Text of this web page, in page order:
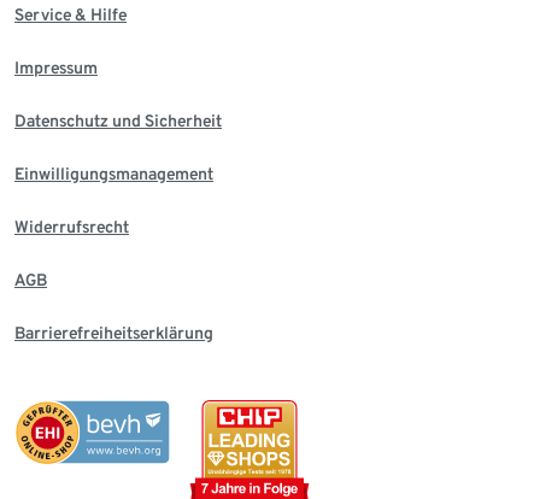
Service & Hilfe
Impressum
Datenschutz und Sicherheit
Einwilligungsmanagement
Widerrufsrecht
AGB
Barrierefreiheitserklärung